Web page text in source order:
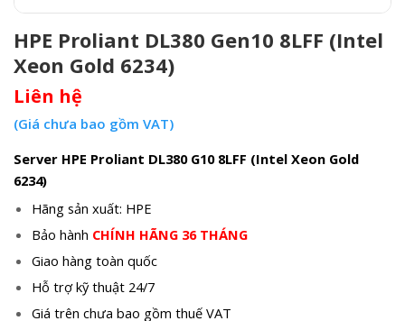
HPE Proliant DL380 Gen10 8LFF (Intel
Xeon Gold 6234)
Liên hệ
(Giá chưa bao gồm VAT)
Server HPE Proliant DL380 G10 8LFF (Intel Xeon Gold
6234)
Hãng sản xuất: HPE
Bảo hành CHÍNH HÃNG 36 THÁNG
Giao hàng toàn quốc
Hỗ trợ kỹ thuật 24/7
Giá trên chưa bao gồm thuế VAT